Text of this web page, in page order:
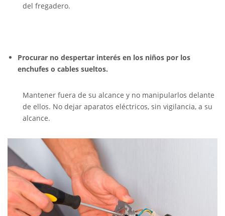
del fregadero.
Procurar no despertar interés en los niños por los
enchufes o cables sueltos.
Mantener fuera de su alcance y no manipularlos delante
de ellos. No dejar aparatos eléctricos, sin vigilancia, a su
alcance.